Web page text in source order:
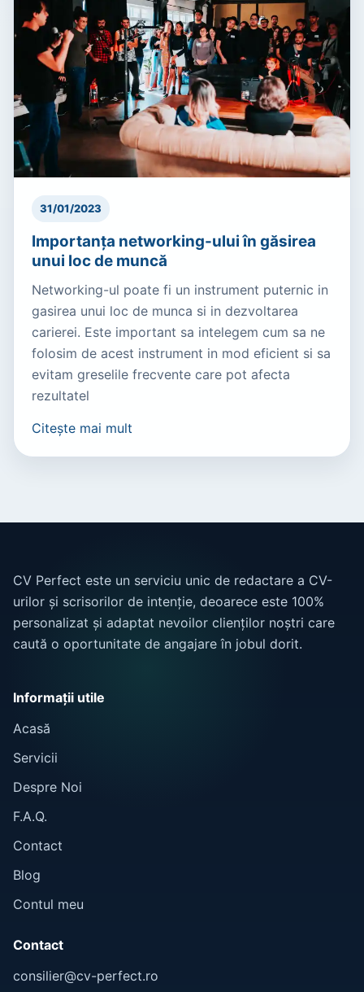
31/01/2023
Importanța networking-ului în găsirea
unui loc de muncă
Networking-ul poate fi un instrument puternic in
gasirea unui loc de munca si in dezvoltarea
carierei. Este important sa intelegem cum sa ne
folosim de acest instrument in mod eficient si sa
evitam greselile frecvente care pot afecta
rezultatel
Citește mai mult
CV Perfect este un serviciu unic de redactare a CV-
urilor și scrisorilor de intenție, deoarece este 100%
personalizat și adaptat nevoilor clienților noștri care
caută o oportunitate de angajare în jobul dorit.
Informații utile
Acasă
Servicii
Despre Noi
F.A.Q.
Contact
Blog
Contul meu
Contact
consilier@cv-perfect.ro